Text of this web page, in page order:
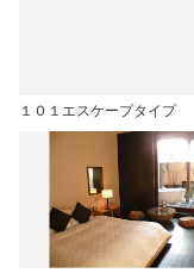
１０１エスケープタイプ